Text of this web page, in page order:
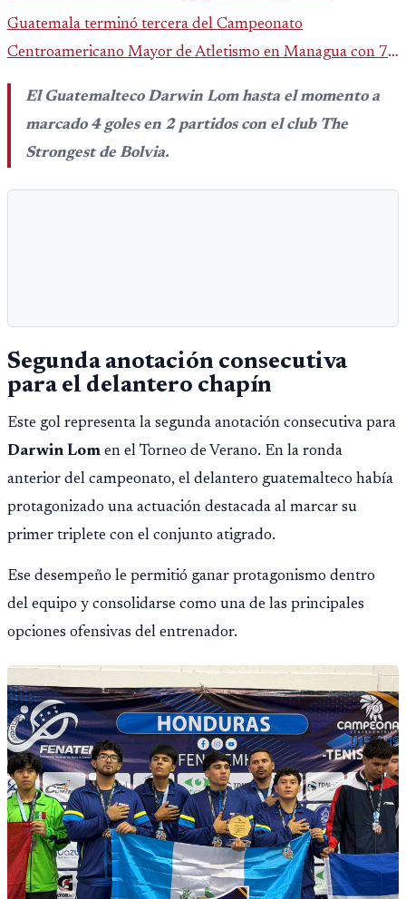
Guatemala terminó tercera del Campeonato
Centroamericano Mayor de Atletismo en Managua con 7
oros, 5 platas y 2 bronces, según la publicación oficial de
El Guatemalteco Darwin Lom hasta el momento a
marcado 4 goles en 2 partidos con el club The
Strongest de Bolvia.
Segunda anotación consecutiva
para el delantero chapín
Este gol representa la segunda anotación consecutiva para
Darwin Lom en el Torneo de Verano. En la ronda
anterior del campeonato, el delantero guatemalteco había
protagonizado una actuación destacada al marcar su
primer triplete con el conjunto atigrado.
Ese desempeño le permitió ganar protagonismo dentro
del equipo y consolidarse como una de las principales
opciones ofensivas del entrenador.